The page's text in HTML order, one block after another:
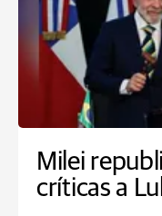
Milei
críticas a